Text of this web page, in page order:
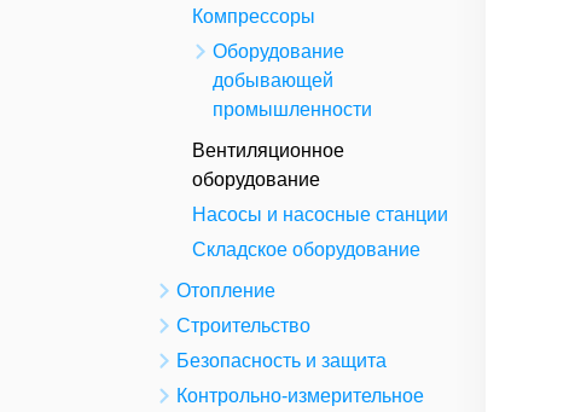
Компрессоры
Оборудование
добывающей
промышленности
Вентиляционное
оборудование
Насосы и насосные станции
Складское оборудование
Отопление
Строительство
Безопасность и защита
Контрольно-измерительное